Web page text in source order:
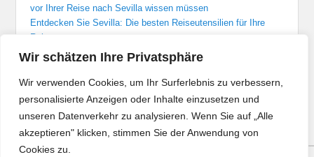
Wir schätzen Ihre Privatsphäre
Wir verwenden Cookies, um Ihr Surferlebnis zu verbessern,
personalisierte Anzeigen oder Inhalte einzusetzen und
unseren Datenverkehr zu analysieren. Wenn Sie auf „Alle
akzeptieren" klicken, stimmen Sie der Anwendung von
Cookies zu.
vor Ihrer Reise nach Sevilla wissen müssen
Entdecken Sie Sevilla: Die besten Reiseutensilien für Ihre
Reise
Sevilla: Unvergessliche Übernachtungen in den besten Hotels
Von Madrid nach Sevilla: Der bequemste Zugreise-Guide
Flughafenführer und Reisetipps für Flüge nach Sevilla